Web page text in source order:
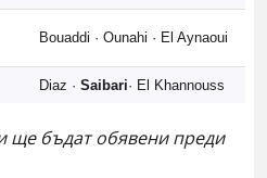
Bouaddi · Ounahi · El Aynaoui
Diaz · Saibari· El Khannouss
ще бъдат обявени преди